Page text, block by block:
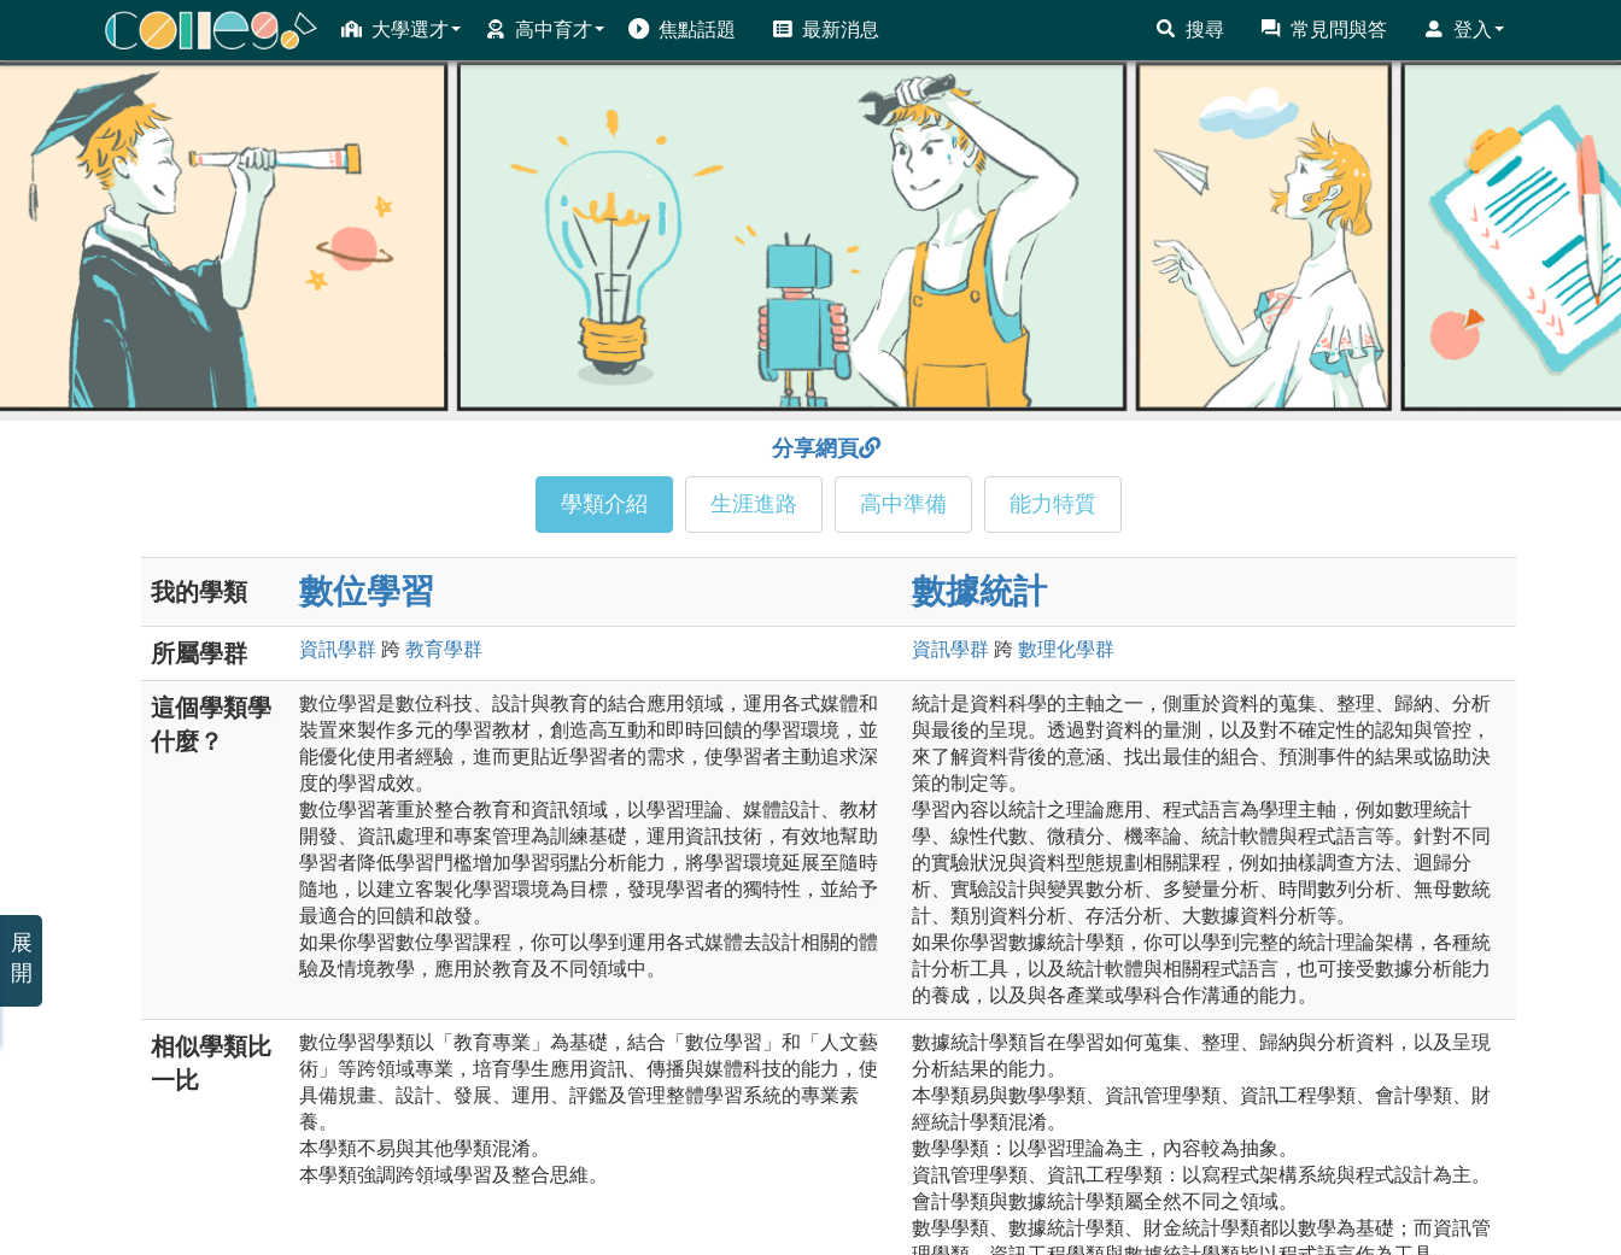
大學選才 高中育才 焦點話題 最新消息 搜尋 常見問與答 登入
ColleGo! 大學選才與高中育才輔助系統
分享網頁
學類介紹 生涯進路 高中準備 能力特質
我的學類 數位學習 數據統計
所屬學群 資訊學群 跨 教育學群 資訊學群 跨 數理化學群
這個學類學
什麼？
數位學習是數位科技、設計與教育的結合應用領域，運用各式媒體和
裝置來製作多元的學習教材，創造高互動和即時回饋的學習環境，並
能優化使用者經驗，進而更貼近學習者的需求，使學習者主動追求深
度的學習成效。
數位學習著重於整合教育和資訊領域，以學習理論、媒體設計、教材
開發、資訊處理和專案管理為訓練基礎，運用資訊技術，有效地幫助
學習者降低學習門檻增加學習弱點分析能力，將學習環境延展至隨時
隨地，以建立客製化學習環境為目標，發現學習者的獨特性，並給予
最適合的回饋和啟發。
如果你學習數位學習課程，你可以學到運用各式媒體去設計相關的體
驗及情境教學，應用於教育及不同領域中。
統計是資料科學的主軸之一，側重於資料的蒐集、整理、歸納、分析
與最後的呈現。透過對資料的量測，以及對不確定性的認知與管控，
來了解資料背後的意涵、找出最佳的組合、預測事件的結果或協助決
策的制定等。
學習內容以統計之理論應用、程式語言為學理主軸，例如數理統計
學、線性代數、微積分、機率論、統計軟體與程式語言等。針對不同
的實驗狀況與資料型態規劃相關課程，例如抽樣調查方法、迴歸分
析、實驗設計與變異數分析、多變量分析、時間數列分析、無母數統
計、類別資料分析、存活分析、大數據資料分析等。
如果你學習數據統計學類，你可以學到完整的統計理論架構，各種統
計分析工具，以及統計軟體與相關程式語言，也可接受數據分析能力
的養成，以及與各產業或學科合作溝通的能力。
相似學類比
一比
數位學習學類以「教育專業」為基礎，結合「數位學習」和「人文藝
術」等跨領域專業，培育學生應用資訊、傳播與媒體科技的能力，使
具備規畫、設計、發展、運用、評鑑及管理整體學習系統的專業素
養。
本學類不易與其他學類混淆。
本學類強調跨領域學習及整合思維。
數據統計學類旨在學習如何蒐集、整理、歸納與分析資料，以及呈現
分析結果的能力。
本學類易與數學學類、資訊管理學類、資訊工程學類、會計學類、財
經統計學類混淆。
數學學類：以學習理論為主，內容較為抽象。
資訊管理學類、資訊工程學類：以寫程式架構系統與程式設計為主。
會計學類與數據統計學類屬全然不同之領域。
數學學類、數據統計學類、財金統計學類都以數學為基礎；而資訊管
展
開